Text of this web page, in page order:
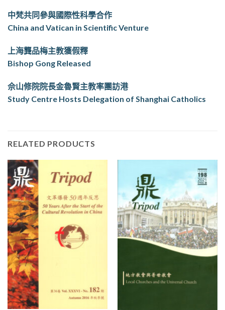
中梵共同參與國際性科學合作
China and Vatican in Scientific Venture
上海龔品梅主教獲假釋
Bishop Gong Released
佘山修院院長金魯賢主教率團訪港
Study Centre Hosts Delegation of Shanghai Catholics
RELATED PRODUCTS